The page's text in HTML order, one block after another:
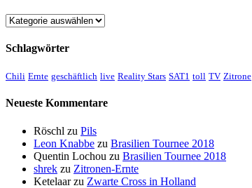
Kategorien
Schlagwörter
Chili Ernte geschäftlich live Reality Stars SAT1 toll TV Zitrone
Neueste Kommentare
Röschl zu Pils
Leon Knabbe zu Brasilien Tournee 2018
Quentin Lochou zu Brasilien Tournee 2018
shrek zu Zitronen-Ernte
Ketelaarzu Zwarte Cross in Holland